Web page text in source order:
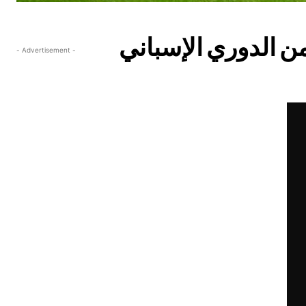
- Advertisement - مدريد ضيفه وجاره أتلتيكو 2-0 السبت ضمن المرحلة 13 من الدوري الإسباني